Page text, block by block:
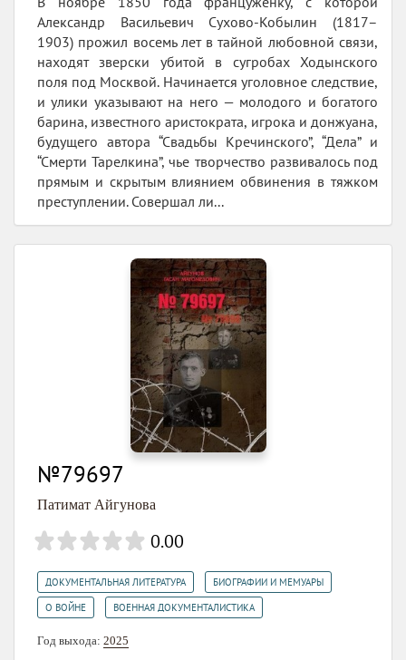
Александр Васильевич Сухово-Кобылин (1817–
1903) прожил восемь лет в тайной любовной связи,
находят зверски убитой в сугробах Ходынского
поля под Москвой. Начинается уголовное следствие,
и улики указывают на него — молодого и богатого
барина, известного аристократа, игрока и донжуана,
будущего автора “Свадьбы Кречинского”, “Дела” и
“Смерти Тарелкина”, чье творчество развивалось под
прямым и скрытым влиянием обвинения в тяжком
преступлении. Совершал ли...
№79697
Патимат Айгунова
0.00
ДОКУМЕНТАЛЬНАЯ ЛИТЕРАТУРА БИОГРАФИИ И МЕМУАРЫ
О ВОЙНЕ ВОЕННАЯ ДОКУМЕНТАЛИСТИКА
Год выхода: 2025